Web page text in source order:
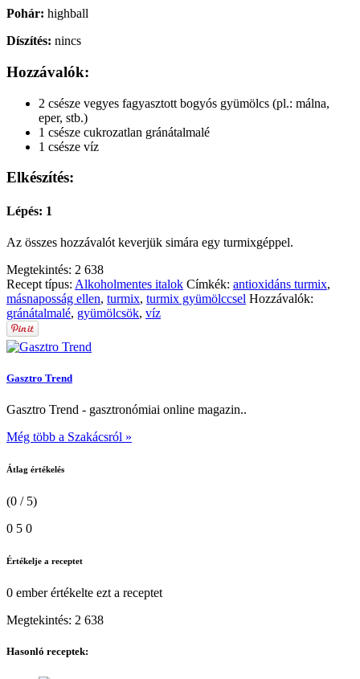
Pohár: highball
Díszítés: nincs
Hozzávalók:
2 csésze vegyes fagyasztott bogyós gyümölcs (pl.: málna,
eper, stb.)
1 csésze cukrozatlan gránátalmalé
1 csésze víz
Elkészítés:
Lépés: 1
Az összes hozzávalót keverjük simára egy turmixgéppel.
Megtekintés: 2 638
Recept típus: Alkoholmentes italok Címkék: antioxidáns turmix,
másnaposság ellen, turmix, turmix gyümölccsel Hozzávalók:
gránátalmalé, gyümölcsök, víz
Gasztro Trend
Gasztro Trend - gasztronómiai online magazin..
Még több a Szakácsról »
Átlag értékelés
(0 / 5)
0 5 0
Értékelje a receptet
0 emberértékelte ezt a receptet
Megtekintés: 2 638
Hasonló receptek: